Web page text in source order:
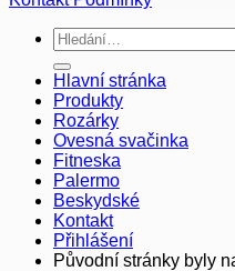
Hledat:
Hlavní stránka
Produkty
Rozárky
Ovesná svačinka
Fitneska
Palermo
Beskydské
Kontakt
Přihlášení
Původní stránky byly